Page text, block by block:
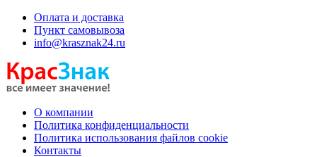
Оплата и доставка
Пункт самовывоза
info@krasznak24.ru
О компании
Политика конфиденциальности
Политика использования файлов cookie
Контакты